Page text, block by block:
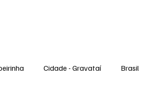
Cidade - Gravataí Brasil